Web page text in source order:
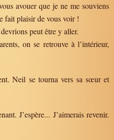
avouer que je ne me souviens
fait plaisir de vous voir !
peut être y aller.
on se retrouve à l’intérieur,
Neil se tourna vers sa sœur et
J’espère... J’aimerais revenir.